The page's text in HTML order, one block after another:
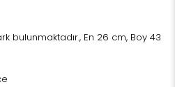
bulunmaktadır., En 26 cm, Boy 43